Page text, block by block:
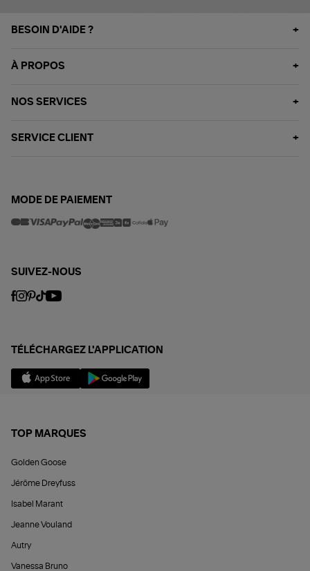
BESOIN D'AIDE ?
À PROPOS
NOS SERVICES
SERVICE CLIENT
MODE DE PAIEMENT
SUIVEZ-NOUS
TÉLÉCHARGEZ L'APPLICATION
TOP MARQUES
Golden Goose
Jérôme Dreyfuss
Isabel Marant
Jeanne Vouland
Autry
Vanessa Bruno